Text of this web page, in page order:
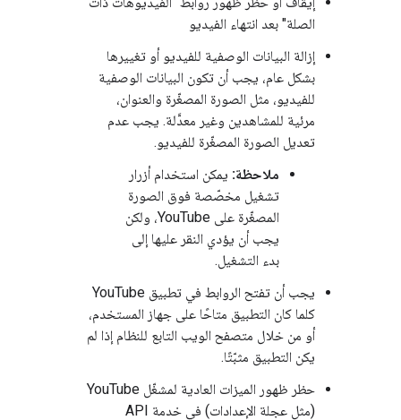
الصلة" بعد انتهاء الفيديو
إزالة البيانات الوصفية للفيديو أو تغييرها
بشكل عام، يجب أن تكون البيانات الوصفية
للفيديو، مثل الصورة المصغّرة والعنوان،
مرئية للمشاهدين وغير معدَّلة. يجب عدم
تعديل الصورة المصغّرة للفيديو.
ملاحظة: يمكن استخدام أزرار
تشغيل مخصّصة فوق الصورة
المصغّرة على YouTube، ولكن
يجب أن يؤدي النقر عليها إلى
بدء التشغيل.
يجب أن تفتح الروابط في تطبيق YouTube
كلما كان التطبيق متاحًا على جهاز المستخدم،
أو من خلال متصفح الويب التابع للنظام إذا لم
يكن التطبيق مثبّتًا.
حظر ظهور الميزات العادية لمشغّل YouTube
(مثل عجلة الإعدادات) في خدمة API